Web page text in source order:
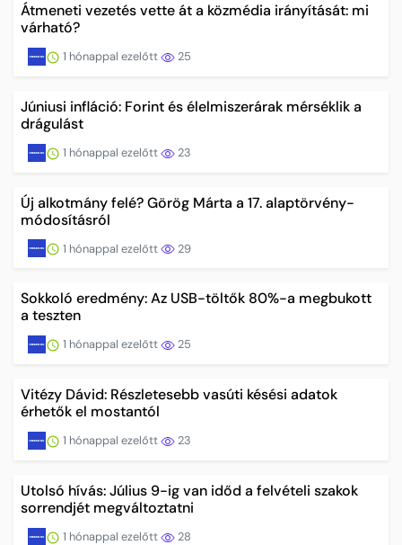
Átmeneti vezetés vette át a közmédia irányítását: mi
várható?
1 hónappal ezelőtt 25
Júniusi infláció: Forint és élelmiszerárak mérséklik a
drágulást
1 hónappal ezelőtt 23
Új alkotmány felé? Görög Márta a 17. alaptörvény-
módosításról
1 hónappal ezelőtt 29
Sokkoló eredmény: Az USB-töltők 80%-a megbukott
a teszten
1 hónappal ezelőtt 25
Vitézy Dávid: Részletesebb vasúti késési adatok
érhetők el mostantól
1 hónappal ezelőtt 23
Utolsó hívás: Július 9-ig van időd a felvételi szakok
sorrendjét megváltoztatni
1 hónappal ezelőtt 28